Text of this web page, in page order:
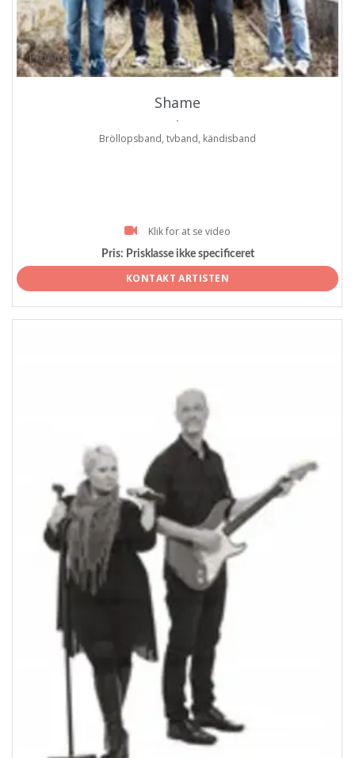
ProArtist
Shame
.
Bröllopsband, tvband, kändisband
Klik for at se video
Pris: Prisklasse ikke specificeret
KONTAKT ARTISTEN